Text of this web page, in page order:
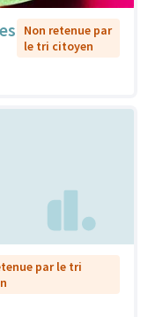
Non retenue par
le tri citoyen
par le tri